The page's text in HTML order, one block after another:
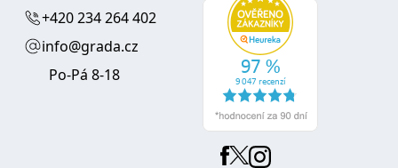
+420 234 264 402
info@grada.cz
Po-Pá 8-18